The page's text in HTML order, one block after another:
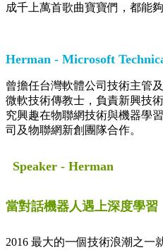
成千上萬首歌曲寶寶們，都能
Herman - Microsoft
曾擔任台灣軟體公司技術主管
微軟技術傳教士，負責新興技
究興趣在物聯網技術與機器學
司及物聯網新創團隊合作。
Speaker - Herman
當對話機器人遇上深度學習
2016 最大的一個技術浪潮之一